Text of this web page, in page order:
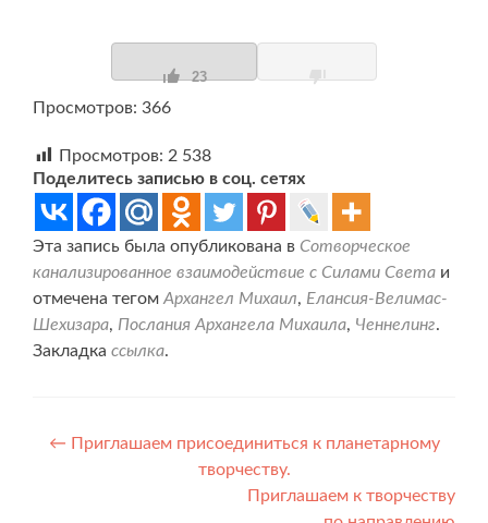
23
Просмотров: 366
Просмотров: 2 538
Поделитесь записью в соц. сетях
Эта запись была опубликована в Сотворческое
канализированное взаимодействие с Силами Света и
отмечена тегом Архангел Михаил, Елансия-Велимас-
Шехизара, Послания Архангела Михаила, Ченнелинг.
Закладка ссылка.
Навигация
← Приглашаем присоединиться к планетарному
творчеству.
Приглашаем к творчеству